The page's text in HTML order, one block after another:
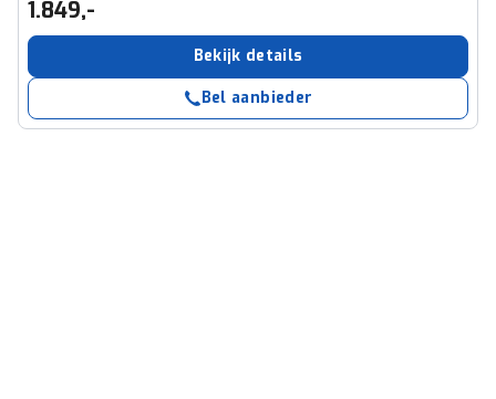
1.849,-
Bekijk details
Bel aanbieder